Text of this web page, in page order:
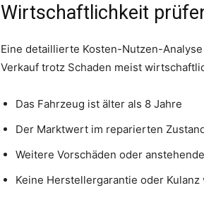
Wirtschaftlichkeit
Eine detaillierte Kosten-Nutzen-
Verkauf trotz Schaden meist
Das Fahrzeug ist älter als 8 Jahre
Der Marktwert im reparierten
Weitere Vorschäden oder
Keine Herstellergarantie oder Kulanz